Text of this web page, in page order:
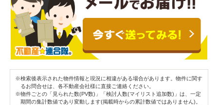
※検索後表示された物件情報と現況に相違がある場合があります。物件に関す
るお問合せは、各不動産会社様に直接ご連絡ください。
※物件ごとの「見られた数(PV数)」「検討人数(マイリスト追加数)」は、一定
期間の集計数値であり変動します(掲載時からの累計数値ではありません)。